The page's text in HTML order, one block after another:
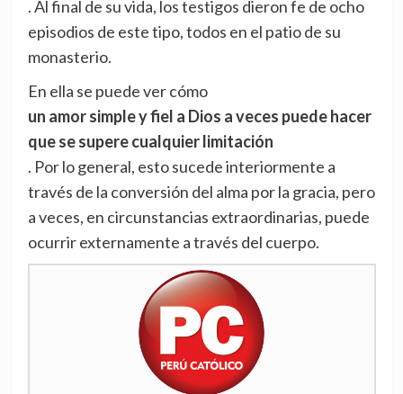
. Al final de su vida, los testigos dieron fe de ocho
episodios de este tipo, todos en el patio de su
monasterio.
En ella se puede ver cómo
un amor simple y fiel a Dios a veces puede hacer
que se supere cualquier limitación
. Por lo general, esto sucede interiormente a
través de la conversión del alma por la gracia, pero
a veces, en circunstancias extraordinarias, puede
ocurrir externamente a través del cuerpo.